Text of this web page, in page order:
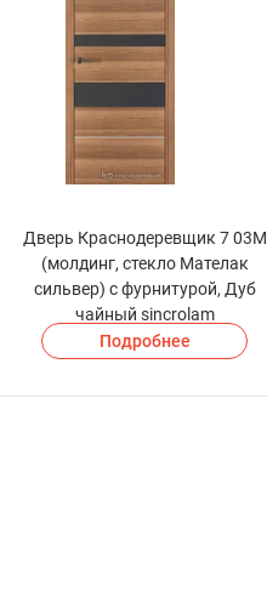
Дверь Краснодеревщик 7 03М
(молдинг, стекло Мателак
сильвер) с фурнитурой, Дуб
чайный sincrolam
Подробнее